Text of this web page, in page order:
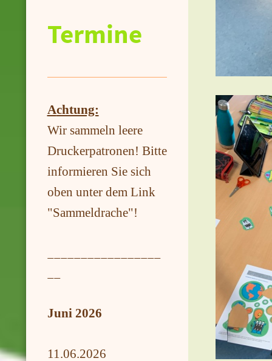
Termine
Achtung:
Wir sammeln leere
Druckerpatronen! Bitte
informieren Sie sich
oben unter dem Link
"Sammeldrache"!
Juni 2026
11.06.2026